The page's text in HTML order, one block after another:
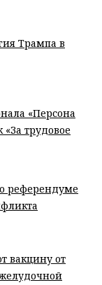
Трампа в
«Персона
трудовое
референдуме
вакцину от